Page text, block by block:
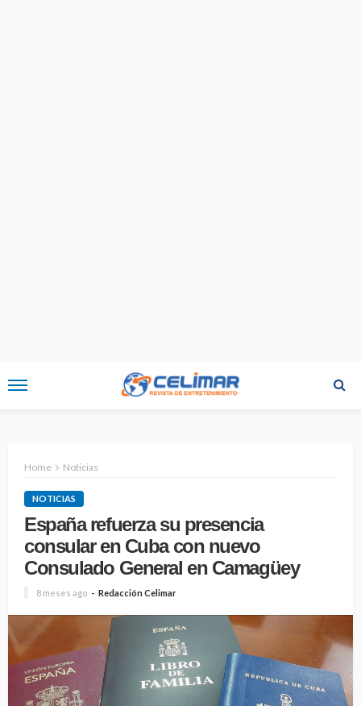
Home Noticias
NOTICIAS
España refuerza su presencia
consular en Cuba con nuevo
Consulado General en Camagüey
8 meses ago Redacción Celimar